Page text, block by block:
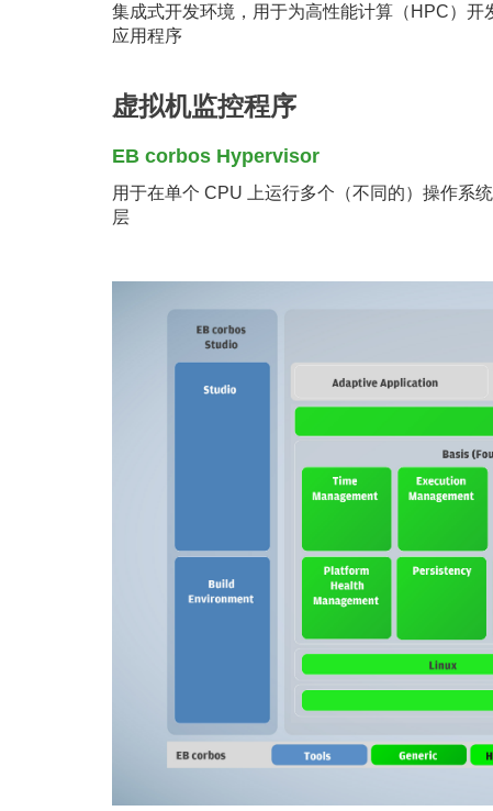
集成式开发环境，用于为高性能计算（HPC）开
应用程序
虚拟机监控程序
EB corbos Hypervisor
用于在单个 CPU 上运行多个（不同的）操作系
层